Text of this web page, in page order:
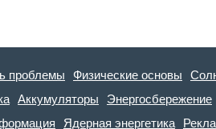
проблемы Физические основы
Аккумуляторы Энергосбережение
Ядерная энергетика